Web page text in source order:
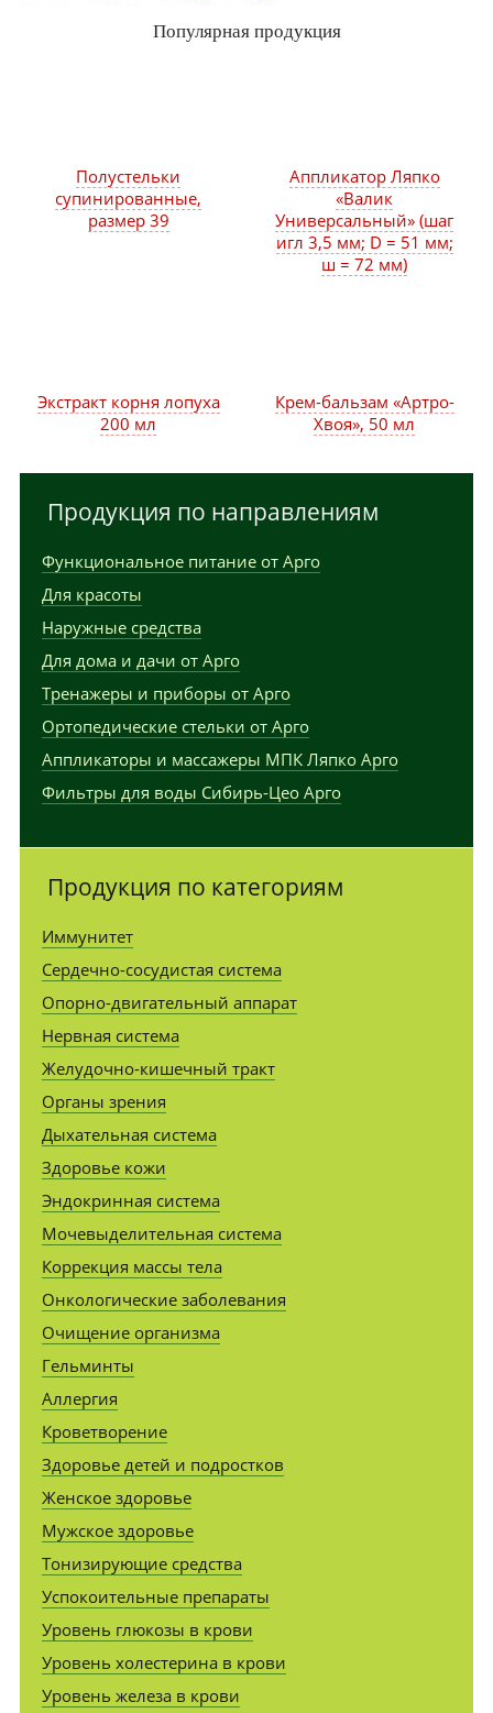
Популярная продукция
Полустельки
супинированные,
размер 39
Аппликатор Ляпко
«Валик
Универсальный» (шаг
игл 3,5 мм; D = 51 мм;
ш = 72 мм)
Крем-бальзам «Артро-
Хвоя», 50 мл
Экстракт корня лопуха
200 мл
Продукция по направлениям
Функциональное питание от Арго
Для красоты
Наружные средства
Для дома и дачи от Арго
Тренажеры и приборы от Арго
Ортопедические стельки от Арго
Аппликаторы и массажеры МПК Ляпко Арго
Фильтры для воды Сибирь-Цео Арго
Продукция по категориям
Иммунитет
Сердечно-сосудистая система
Опорно-двигательный аппарат
Нервная система
Желудочно-кишечный тракт
Органы зрения
Дыхательная система
Здоровье кожи
Эндокринная система
Мочевыделительная система
Коррекция массы тела
Онкологические заболевания
Очищение организма
Гельминты
Аллергия
Кроветворение
Здоровье детей и подростков
Женское здоровье
Мужское здоровье
Тонизирующие средства
Успокоительные препараты
Уровень глюкозы в крови
Уровень холестерина в крови
Уровень железа в крови